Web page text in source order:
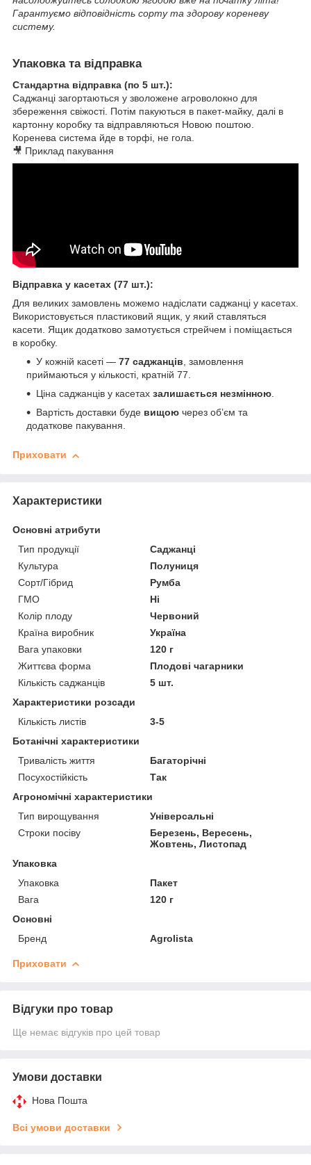
Гарантуємо відповідність сорту та здорову кореневу
систему.
Упаковка та відправка
Стандартна відправка (по 5 шт.):
Саджанці загортаються у зволожене агроволокно для
збереження свіжості. Потім пакуються в пакет-майку, далі в
картонну коробку та відправляються Новою поштою.
Коренева система йде в торфі, не гола.
🎥 Приклад пакування
Відправка у касетах (77 шт.):
Для великих замовлень можемо надіслати саджанці у касетах.
Використовується пластиковий ящик, у який ставляться
касети. Ящик додатково замотується стрейчем і поміщається
в коробку.
У кожній касеті — 77 саджанців, замовлення
приймаються у кількості, кратній 77.
Ціна саджанців у касетах залишається незмінною.
Вартість доставки буде вищою через об’єм та
додаткове пакування.
Приховати
Характеристики
Основні атрибути
Тип продукції
Саджанці
Культура
Полуниця
Сорт/Гібрид
Румба
ГМО
Ні
Колір плоду
Червоний
Країна виробник
Україна
Вага упаковки
120 г
Життєва форма
Плодові чагарники
Кількість саджанців
5 шт.
Характеристики розсади
Кількість листів
3-5
Ботанічні характеристики
Тривалість життя
Багаторічні
Посухостійкість
Так
Агрономічні характеристики
Тип вирощування
Універсальні
Строки посіву
Березень, Вересень,
Жовтень, Листопад
Упаковка
Упаковка
Пакет
Вага
120 г
Основні
Бренд
Agrolista
Приховати
Відгуки про товар
Ще немає відгуків про цей товар
Умови доставки
Нова Пошта
Всі умови доставки